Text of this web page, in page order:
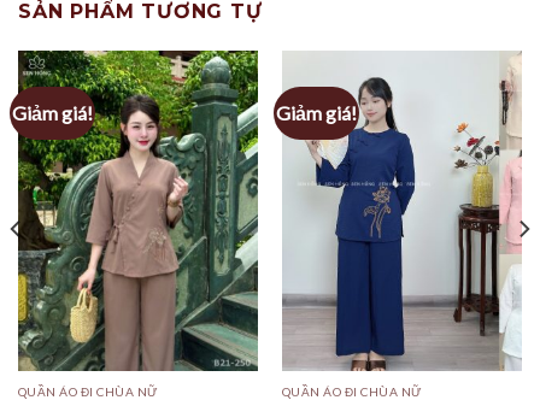
SẢN PHẨM TƯƠNG TỰ
Giảm giá!
QUẦN ÁO ĐI CHÙA NỮ
Giảm giá!
QUẦN ÁO ĐI CHÙA NỮ